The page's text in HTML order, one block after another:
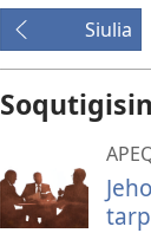
Siulia